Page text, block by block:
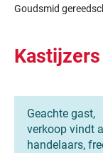
Goudsmid
Kastijzers
Geachte gast,
verkoop vindt
handelaars,